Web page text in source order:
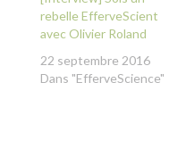
rebelle EfferveScient
avec Olivier Roland
22 septembre 2016
Dans "EfferveScience"